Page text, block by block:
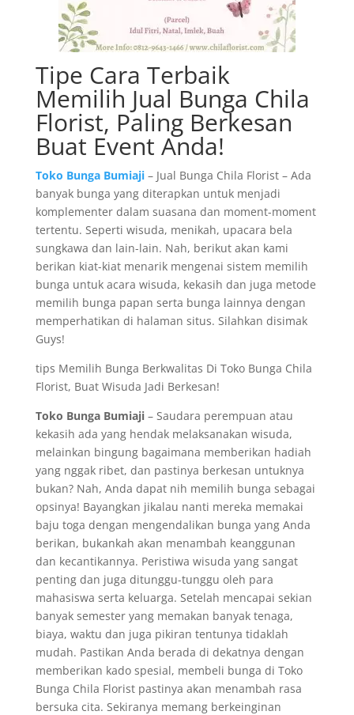
Tipe Cara Terbaik
Memilih Jual Bunga Chila
Florist, Paling Berkesan
Buat Event Anda!
Toko Bunga Bumiaji– Jual Bunga Chila Florist – Ada
banyak bunga yang diterapkan untuk menjadi
komplementer dalam suasana dan moment-moment
tertentu. Seperti wisuda, menikah, upacara bela
sungkawa dan lain-lain. Nah, berikut akan kami
berikan kiat-kiat menarik mengenai sistem memilih
bunga untuk acara wisuda, kekasih dan juga metode
memilih bunga papan serta bunga lainnya dengan
memperhatikan di halaman situs. Silahkan disimak
Guys!
tips Memilih Bunga Berkwalitas Di Toko Bunga Chila
Florist, Buat Wisuda Jadi Berkesan!
Toko Bunga Bumiaji– Saudara perempuan atau
kekasih ada yang hendak melaksanakan wisuda,
melainkan bingung bagaimana memberikan hadiah
yang nggak ribet, dan pastinya berkesan untuknya
bukan? Nah, Anda dapat nih memilih bunga sebagai
opsinya! Bayangkan jikalau nanti mereka memakai
baju toga dengan mengendalikan bunga yang Anda
berikan, bukankah akan menambah keanggunan
dan kecantikannya. Peristiwa wisuda yang sangat
penting dan juga ditunggu-tunggu oleh para
mahasiswa serta keluarga. Setelah mencapai sekian
banyak semester yang memakan banyak tenaga,
biaya, waktu dan juga pikiran tentunya tidaklah
mudah. Pastikan Anda berada di dekatnya dengan
memberikan kado spesial, membeli bunga di Toko
Bunga Chila Florist pastinya akan menambah rasa
bersuka cita. Sekiranya memang berkeinginan